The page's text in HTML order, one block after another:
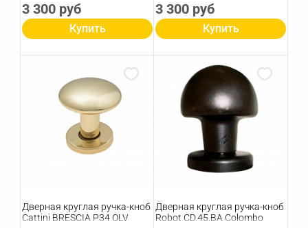
3 300 руб
Купить
3 300 руб
Купить
Дверная круглая ручка-кноб
Cattini BRESCIA P34 OLV
Дверная круглая ручка-кноб
Robot CD.45.BA Colombo